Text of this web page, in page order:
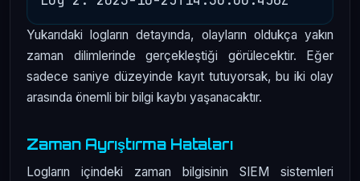
Yukarıdaki logların detayında, olayların oldukça yakın
zaman dilimlerinde gerçekleştiği görülecektir. Eğer
sadece saniye düzeyinde kayıt tutuyorsak, bu iki olay
arasında önemli bir bilgi kaybı yaşanacaktır.
Zaman Ayrıştırma Hataları
Logların içindeki zaman bilgisinin SIEM sistemleri